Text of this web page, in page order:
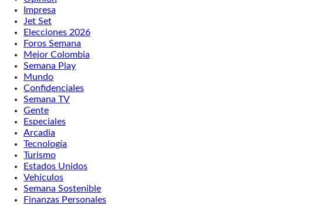
Impresa
Jet Set
Elecciones 2026
Foros Semana
Mejor Colombia
Semana Play
Mundo
Confidenciales
Semana TV
Gente
Especiales
Arcadia
Tecnología
Turismo
Estados Unidos
Vehículos
Semana Sostenible
Finanzas Personales